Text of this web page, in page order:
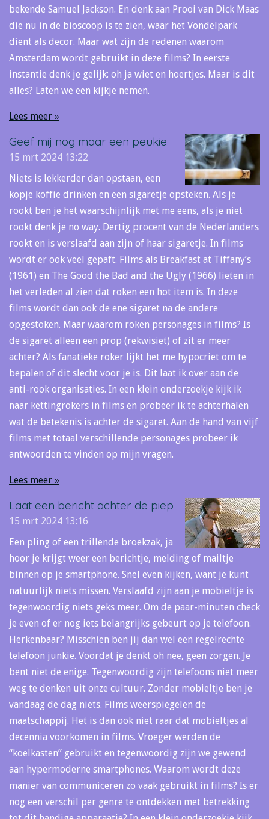
bekende Samuel Jackson. En denk aan Prooi van Dick Maas
die nu in de bioscoop is te zien, waar het Vondelpark
dient als decor. Maar wat zijn de redenen waarom
Amsterdam wordt gebruikt in deze films? In eerste
instantie denk je gelijk: oh ja wiet en hoertjes. Maar is dit
alles? Laten we een kijkje nemen.
Lees meer »
Geef mij nog maar een peukie
15 mrt 2024 13:22
Niets is lekkerder dan opstaan, een
kopje koffie drinken en een sigaretje opsteken. Als je
rookt ben je het waarschijnlijk met me eens, als je niet
rookt denk je no way. Dertig procent van de Nederlanders
rookt en is verslaafd aan zijn of haar sigaretje. In films
wordt er ook veel gepaft. Films als Breakfast at Tiffany’s
(1961) en The Good the Bad and the Ugly (1966) lieten in
het verleden al zien dat roken een hot item is. In deze
films wordt dan ook de ene sigaret na de andere
opgestoken. Maar waarom roken personages in films? Is
de sigaret alleen een prop (rekwisiet) of zit er meer
achter? Als fanatieke roker lijkt het me hypocriet om te
bepalen of dit slecht voor je is. Dit laat ik over aan de
anti-rook organisaties. In een klein onderzoekje kijk ik
naar kettingrokers in films en probeer ik te achterhalen
wat de betekenis is achter de sigaret. Aan de hand van vijf
films met totaal verschillende personages probeer ik
antwoorden te vinden op mijn vragen.
Lees meer »
Laat een bericht achter de piep
15 mrt 2024 13:16
Een pling of een trillende broekzak, ja
hoor je krijgt weer een berichtje, melding of mailtje
binnen op je smartphone. Snel even kijken, want je kunt
natuurlijk niets missen. Verslaafd zijn aan je mobieltje is
tegenwoordig niets geks meer. Om de paar-minuten check
je even of er nog iets belangrijks gebeurt op je telefoon.
Herkenbaar? Misschien ben jij dan wel een regelrechte
telefoon junkie. Voordat je denkt oh nee, geen zorgen. Je
bent niet de enige. Tegenwoordig zijn telefoons niet meer
weg te denken uit onze cultuur. Zonder mobieltje ben je
vandaag de dag niets. Films weerspiegelen de
maatschappij. Het is dan ook niet raar dat mobieltjes al
decennia voorkomen in films. Vroeger werden de
“koelkasten” gebruikt en tegenwoordig zijn we gewend
aan hypermoderne smartphones. Waarom wordt deze
manier van communiceren zo vaak gebruikt in films? Is er
nog een verschil per genre te ontdekken met betrekking